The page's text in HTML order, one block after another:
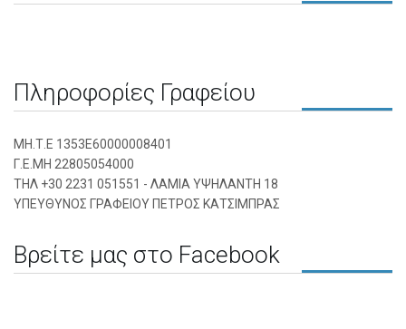
Πληροφορίες Γραφείου
ΜΗ.Τ.Ε 1353Ε60000008401
Γ.Ε.ΜΗ 22805054000
ΤΗΛ +30 2231 051551 - ΛΑΜΙΑ ΥΨΗΛΑΝΤΗ 18
ΥΠΕΥΘΥΝΟΣ ΓΡΑΦΕΙΟΥ ΠΕΤΡΟΣ ΚΑΤΣΙΜΠΡΑΣ
Βρείτε μας στο Facebook